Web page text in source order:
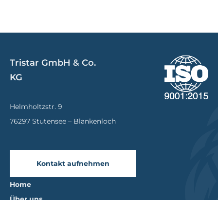
Tristar GmbH & Co.
KG
Helmholtzstr. 9
76297 Stutensee – Blankenloch
Kontakt aufnehmen
Home